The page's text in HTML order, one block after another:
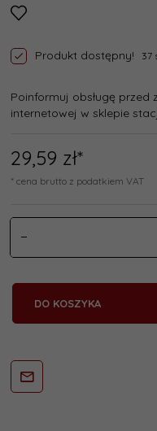
Produkt dostępny! 37
Poinformuj obsługę
internetowej w sklepie
29,59 zł*
* cena brutto z podatkiem VAT
DO KOSZYKA